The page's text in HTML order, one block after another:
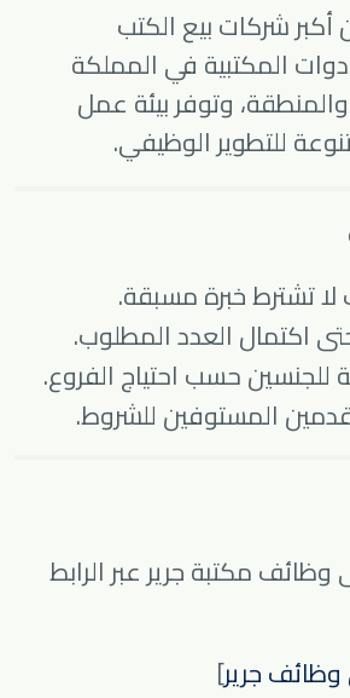
شركات بيع الكتب
المكتبية في المملكة
وتوفر بيئة عمل
للتطوير الوظيفي.
تشترط خبرة مسبقة.
اكتمال العدد المطلوب.
للجنسين حسب احتياج الفروع.
المستوفين للشروط.
مكتبة جرير عبر الرابط
جرير]